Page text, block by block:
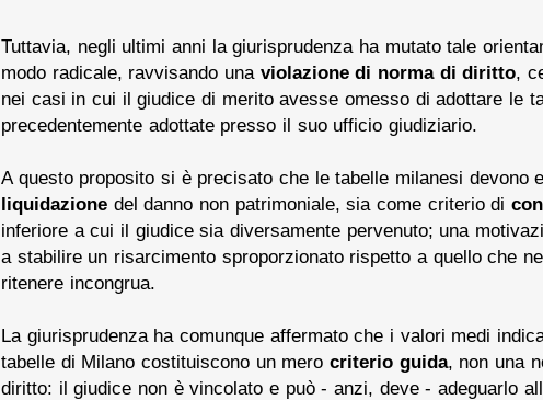
Tuttavia, negli ultimi anni la giurisprudenza ha mutato tale
modo radicale, ravvisando una violazione di norma di diritto,
nei casi in cui il giudice di merito avesse omesso di adottare le
precedentemente adottate presso il suo ufficio giudiziario.
A questo proposito si è precisato che le tabelle milanesi
liquidazione del danno non patrimoniale, sia come criterio di
inferiore a cui il giudice sia diversamente pervenuto; una
a stabilire un risarcimento sproporzionato rispetto a quello che
ritenere incongrua.
La giurisprudenza ha comunque affermato che i valori medi
tabelle di Milano costituiscono un mero criterio guida, non una
diritto: il giudice non è vincolato e può - anzi, deve - adeguarlo